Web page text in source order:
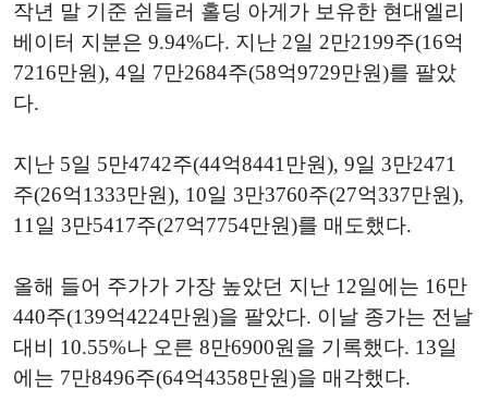
작년 말 기준 쉰들러 홀딩 아게가 보유한 현대엘리
베이터 지분은 9.94%다. 지난 2일 2만2199주(16억
7216만원), 4일 7만2684주(58억9729만원)를 팔았
다.
지난 5일 5만4742주(44억8441만원), 9일 3만2471
주(26억1333만원), 10일 3만3760주(27억337만원),
11일 3만5417주(27억7754만원)를 매도했다.
올해 들어 주가가 가장 높았던 지난 12일에는 16만
440주(139억4224만원)을 팔았다. 이날 종가는 전날
대비 10.55%나 오른 8만6900원을 기록했다. 13일
에는 7만8496주(64억4358만원)을 매각했다.